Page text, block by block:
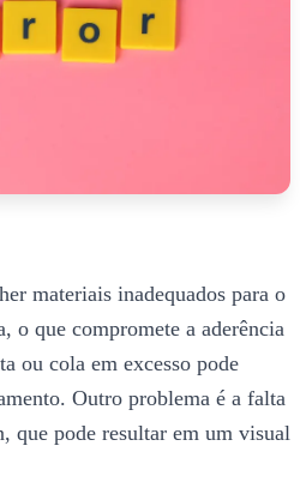
materiais inadequados para o
o que compromete a aderência
ou cola em excesso pode
Outro problema é a falta
que pode resultar em um visual